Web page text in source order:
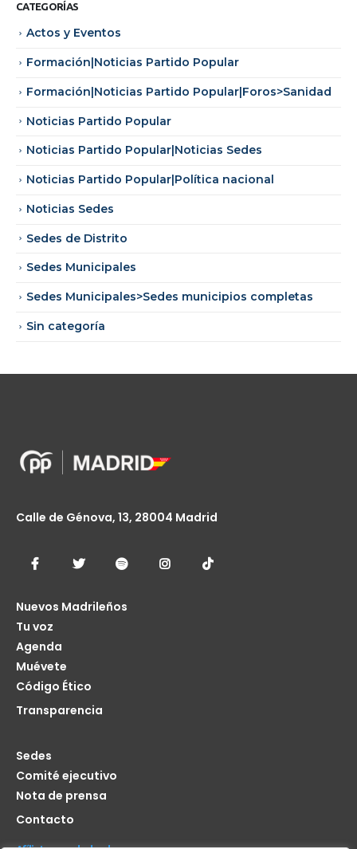
CATEGORÍAS
Actos y Eventos
Formación|Noticias Partido Popular
Formación|Noticias Partido Popular|Foros>Sanidad
Noticias Partido Popular
Noticias Partido Popular|Noticias Sedes
Noticias Partido Popular|Política nacional
Noticias Sedes
Sedes de Distrito
Sedes Municipales
Sedes Municipales>Sedes municipios completas
Sin categoría
Calle de Génova, 13, 28004 Madrid
Nuevos Madrileños
Tu voz
Agenda
Muévete
Código Ético
Transparencia
Sedes
Comité ejecutivo
Nota de prensa
Contacto